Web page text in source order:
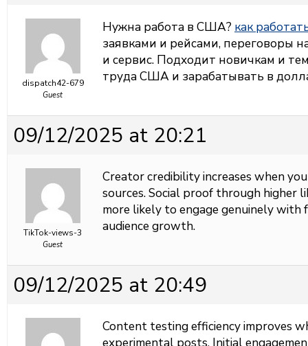
dispatch42-679
Guest
Нужна работа в США? как
заявками и рейсами, переговоры
и сервис. Подходит новичкам и
труда США и зарабатывать в
09/12/2025 at 20:21
TikTok-views-3
Guest
Creator credibility increases when
sources. Social proof through higher
more likely to engage genuinely
audience growth.
09/12/2025 at 20:49
Content testing efficiency improves
experimental posts. Initial